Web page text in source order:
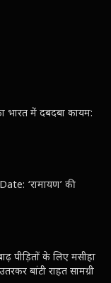
का भारत में दबदबा कायम:
‘रामायण’ की
पीड़ितों के लिए मसीहा
बांटी राहत सामग्री